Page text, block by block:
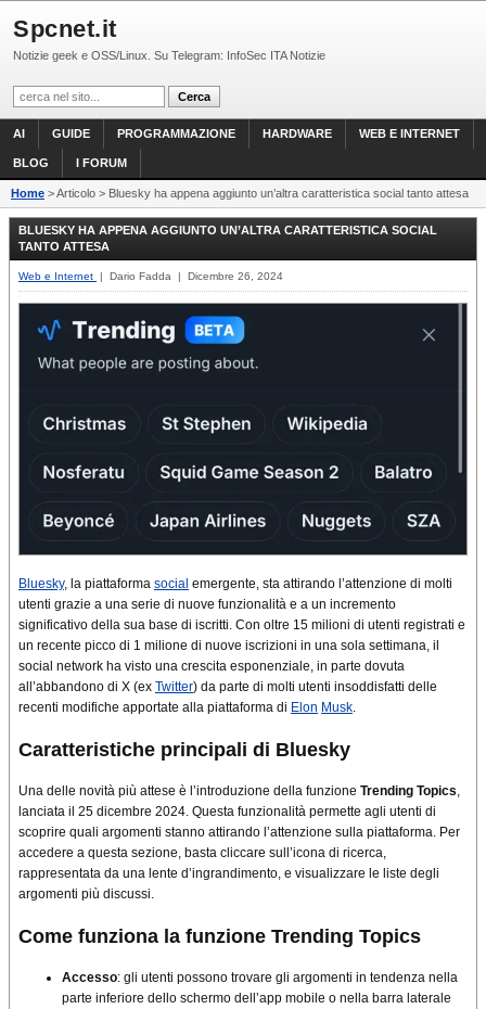
Spcnet.it
Notizie geek e OSS/Linux. Su Telegram: InfoSec ITA Notizie
AI GUIDE PROGRAMMAZIONE HARDWARE WEB E INTERNET
BLOG I FORUM
Home > Articolo > Bluesky ha appena aggiunto un’altra caratteristica social tanto attesa
BLUESKY HA APPENA AGGIUNTO UN’ALTRA CARATTERISTICA SOCIAL
TANTO ATTESA
Web e Internet | Dario Fadda | Dicembre 26, 2024
Bluesky, la piattaforma social emergente, sta attirando l’attenzione di molti
utenti grazie a una serie di nuove funzionalità e a un incremento
significativo della sua base di iscritti. Con oltre 15 milioni di utenti registrati e
un recente picco di 1 milione di nuove iscrizioni in una sola settimana, il
social network ha visto una crescita esponenziale, in parte dovuta
all’abbandono di X (ex Twitter) da parte di molti utenti insoddisfatti delle
recenti modifiche apportate alla piattaforma di Elon Musk.
Caratteristiche principali di Bluesky
Una delle novità più attese è l’introduzione della funzione Trending Topics,
lanciata il 25 dicembre 2024. Questa funzionalità permette agli utenti di
scoprire quali argomenti stanno attirando l’attenzione sulla piattaforma. Per
accedere a questa sezione, basta cliccare sull’icona di ricerca,
rappresentata da una lente d’ingrandimento, e visualizzare le liste degli
argomenti più discussi.
Come funziona la funzione Trending Topics
Accesso: gli utenti possono trovare gli argomenti in tendenza nella
parte inferiore dello schermo dell’app mobile o nella barra laterale